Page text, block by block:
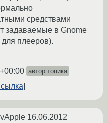
средствами
задаваемые в Gnome
плееров).
автор топика
16.06.2012